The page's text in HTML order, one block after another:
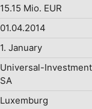
15.15 Mio. EUR
01.04.2014
1. January
Universal-
SA
Luxemburg